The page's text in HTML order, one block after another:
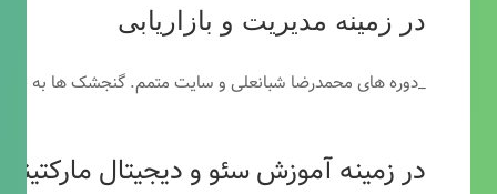
در زمینه مدیریت و بازاریابی
_دوره های محمدرضا شبانعلی و سایت متمم. گنجشک ها به
در زمینه آموزش سئو و دیجیتال